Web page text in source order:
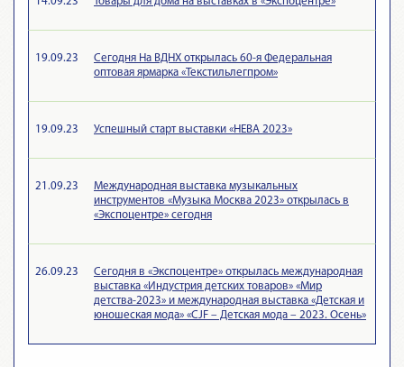
19.09.23
Сегодня На ВДНХ открылась 60-я Федеральная
оптовая ярмарка «Текстильлегпром»
19.09.23 Успешный старт выставки «НЕВА 2023»
21.09.23
Международная выставка музыкальных
инструментов «Музыка Москва 2023» открылась в
«Экспоцентре» сегодня
26.09.23
Сегодня в «Экспоцентре» открылась международная
выставка «Индустрия детских товаров» «Мир
детства-2023» и международная выставка «Детская и
юношеская мода» «CJF – Детская мода – 2023. Осень»